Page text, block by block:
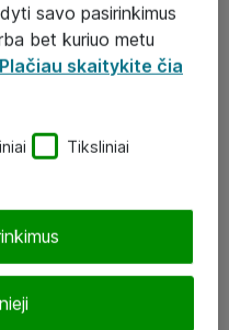
savo pasirinkimus
bet kuriuo metu
Plačiau skaitykite čia
Tiksliniai